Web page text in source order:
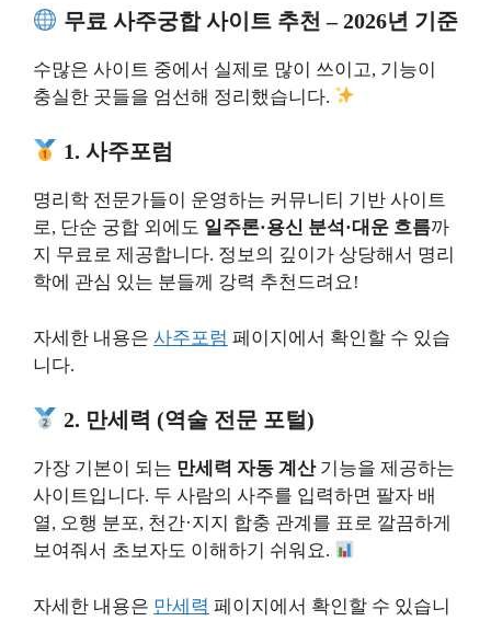
무료 사주궁합 사이트 추천 – 2026년 기준
수많은 사이트 중에서 실제로 많이 쓰이고, 기능이
충실한 곳들을 엄선해 정리했습니다.
1. 사주포럼
명리학 전문가들이 운영하는 커뮤니티 기반 사이트
로, 단순 궁합 외에도 일주론·용신 분석·대운 흐름까
지 무료로 제공합니다. 정보의 깊이가 상당해서 명리
학에 관심 있는 분들께 강력 추천드려요!
자세한 내용은 사주포럼 페이지에서 확인할 수 있습
니다.
2. 만세력 (역술 전문 포털)
가장 기본이 되는 만세력 자동 계산기능을 제공하는
사이트입니다. 두 사람의 사주를 입력하면 팔자 배
열, 오행 분포, 천간·지지 합충 관계를 표로 깔끔하게
보여줘서 초보자도 이해하기 쉬워요.
자세한 내용은 만세력 페이지에서 확인할 수 있습니